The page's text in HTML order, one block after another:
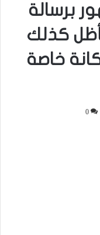
برسالة
كذلك
خاصة
0